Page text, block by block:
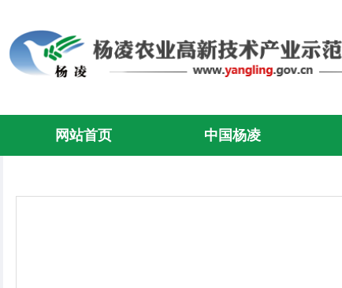
网站首页 中国杨凌